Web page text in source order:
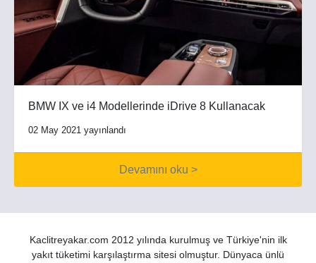
BMW IX ve i4 Modellerinde iDrive 8 Kullanacak
02 May 2021 yayınlandı
Devamını oku >
Kaclitreyakar.com 2012 yılında kurulmuş ve Türkiye'nin ilk
yakıt tüketimi karşılaştırma sitesi olmuştur. Dünyaca ünlü